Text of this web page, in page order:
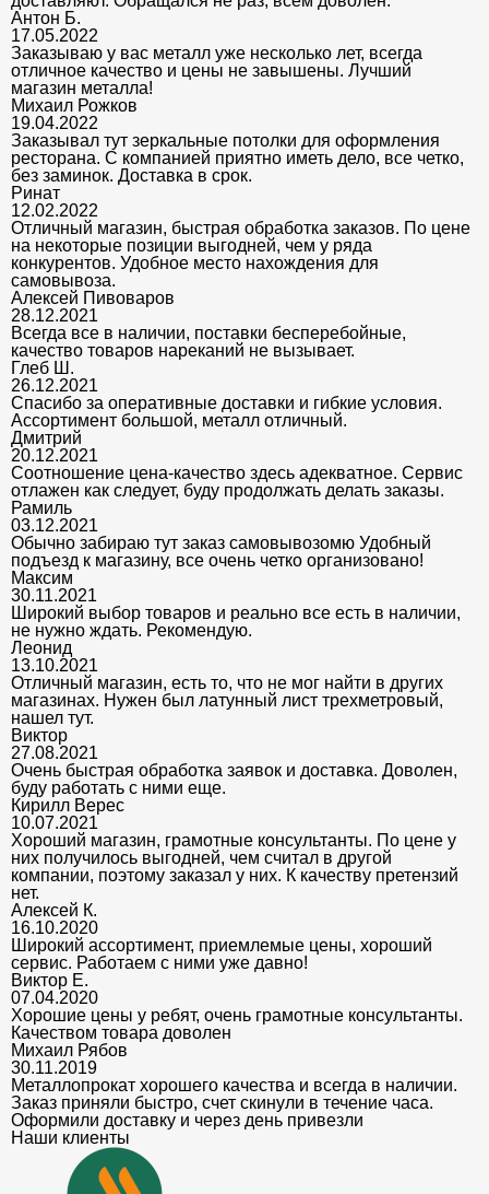
Антон Б.
17.05.2022
Заказываю у вас металл уже несколько лет, всегда
отличное качество и цены не завышены. Лучший
магазин металла!
Михаил Рожков
19.04.2022
Заказывал тут зеркальные потолки для оформления
ресторана. С компанией приятно иметь дело, все четко,
без заминок. Доставка в срок.
Ринат
12.02.2022
Отличный магазин, быстрая обработка заказов. По цене
на некоторые позиции выгодней, чем у ряда
конкурентов. Удобное место нахождения для
самовывоза.
Алексей Пивоваров
28.12.2021
Всегда все в наличии, поставки бесперебойные,
качество товаров нареканий не вызывает.
Глеб Ш.
26.12.2021
Спасибо за оперативные доставки и гибкие условия.
Ассортимент большой, металл отличный.
Дмитрий
20.12.2021
Соотношение цена-качество здесь адекватное. Сервис
отлажен как следует, буду продолжать делать заказы.
Рамиль
03.12.2021
Обычно забираю тут заказ самовывозомю Удобный
подъезд к магазину, все очень четко организовано!
Максим
30.11.2021
Широкий выбор товаров и реально все есть в наличии,
не нужно ждать. Рекомендую.
Леонид
13.10.2021
Отличный магазин, есть то, что не мог найти в других
магазинах. Нужен был латунный лист трехметровый,
нашел тут.
Виктор
27.08.2021
Очень быстрая обработка заявок и доставка. Доволен,
буду работать с ними еще.
Кирилл Верес
10.07.2021
Хороший магазин, грамотные консультанты. По цене у
них получилось выгодней, чем считал в другой
компании, поэтому заказал у них. К качеству претензий
нет.
Алексей К.
16.10.2020
Широкий ассортимент, приемлемые цены, хороший
сервис. Работаем с ними уже давно!
Виктор Е.
07.04.2020
Хорошие цены у ребят, очень грамотные консультанты.
Качеством товара доволен
Михаил Рябов
30.11.2019
Металлопрокат хорошего качества и всегда в наличии.
Заказ приняли быстро, счет скинули в течение часа.
Оформили доставку и через день привезли
Наши клиенты